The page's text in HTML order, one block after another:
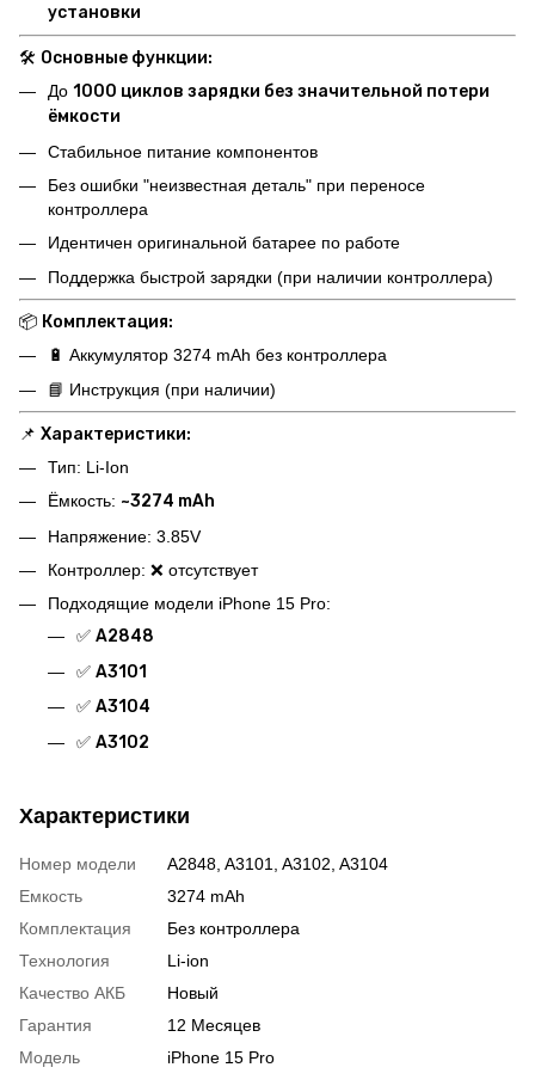
установки
🛠️ Основные функции:
До 1000 циклов зарядки без значительной потери
ёмкости
Стабильное питание компонентов
Без ошибки "неизвестная деталь" при переносе
контроллера
Идентичен оригинальной батарее по работе
Поддержка быстрой зарядки (при наличии контроллера)
📦 Комплектация:
🔋 Аккумулятор 3274 mAh без контроллера
📘 Инструкция (при наличии)
📌 Характеристики:
Тип: Li-Ion
Ёмкость: ~3274 mAh
Напряжение: 3.85V
Контроллер: ❌ отсутствует
Подходящие модели iPhone 15 Pro:
✅ A2848
✅ A3101
✅ A3104
✅ A3102
Характеристики
Номер модели
A2848, A3101, A3102, A3104
Емкость
3274 mAh
Комплектация
Без контроллера
Технология
Li-ion
Качество АКБ
Новый
Гарантия
12 Месяцев
Модель
iPhone 15 Pro